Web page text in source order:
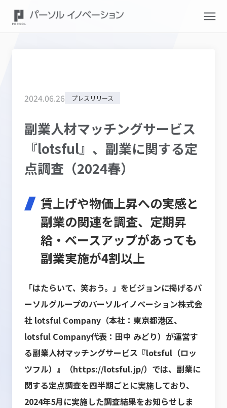
2024.06.26 プレスリリース
副業人材マッチングサービス
『lotsful』、副業に関する定
点調査（2024春）
賃上げや物価上昇への実感と
副業の関連を調査、定期昇
給・ベースアップがあっても
副業実施が4割以上
「はたらいて、笑おう。」をビジョンに掲げるパ
ーソルグループのパーソルイノベーション株式会
社 lotsful Company（本社：東京都港区、
lotsful Company代表：田中 みどり）が運営す
る副業人材マッチングサービス『lotsful（ロッ
ツフル）』（https://lotsful.jp/）では、副業に
関する定点調査を四半期ごとに実施しており、
2024年5月に実施した調査結果をお知らせしま